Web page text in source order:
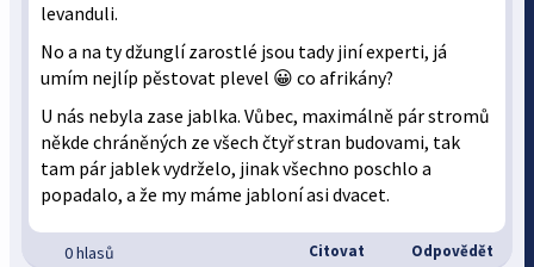
levanduli.
No a na ty džunglí zarostlé jsou tady jiní experti, já
umím nejlíp pěstovat plevel 😀 co afrikány?
U nás nebyla zase jablka. Vůbec, maximálně pár stromů
někde chráněných ze všech čtyř stran budovami, tak
tam pár jablek vydrželo, jinak všechno poschlo a
popadalo, a že my máme jabloní asi dvacet.
0 hlasů Citovat Odpovědět